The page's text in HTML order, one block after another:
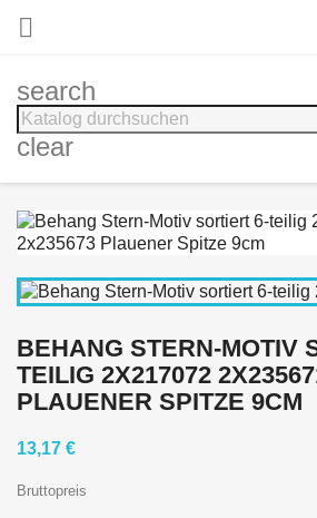

search
clear
BEHANG STERN-MOTIV
TEILIG 2X217072
PLAUENER SPITZE 9CM
13,17 €
Bruttopreis